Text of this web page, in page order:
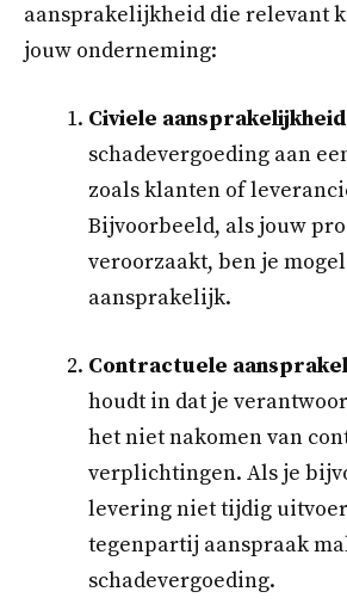
aansprakelijkheid die relevant
jouw onderneming:
Civiele aansprakelijkheid
schadevergoeding aan
zoals klanten of
Bijvoorbeeld, als jouw
veroorzaakt, ben je
aansprakelijk.
Contractuele
houdt in dat je
het niet nakomen van
verplichtingen. Als je
levering niet tijdig
tegenpartij aanspraak
schadevergoeding.